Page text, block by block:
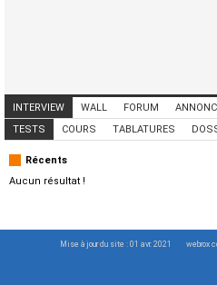
INTERVIEW WALL FORUM
ANNONCES MUSICIENS
CONCERTS
TESTS COURS TABLATURES
Récents
Aucun résultat !
Mise à jour du site : 01 avr. 2021 webrox